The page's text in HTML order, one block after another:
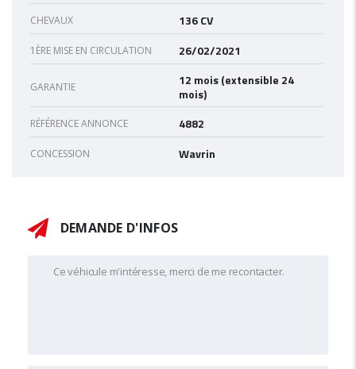
CHEVAUX 136 CV
1ÈRE MISE EN CIRCULATION 26/02/2021
GARANTIE
12 mois (extensible 24
mois)
RÉFÉRENCE ANNONCE 4882
CONCESSION Wavrin
DEMANDE D'INFOS